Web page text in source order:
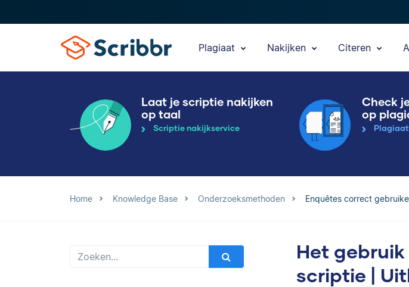
Plagiaat Nakijken Citeren
Laat je scriptie nakijken
op taal
Scriptie nakijkservice
Check
op
Home Knowledge Base Onderzoeksmethoden Enquêtes correct
Het
scriptie |